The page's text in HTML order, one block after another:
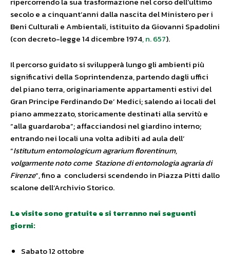
secolo e a cinquant’anni dalla nascita del Ministero per i
Beni Culturali e Ambientali, istituito da Giovanni Spadolini
(con decreto-legge 14 dicembre 1974, n. 657).
Il percorso guidato si svilupperà lungo gli ambienti più
significativi della Soprintendenza, partendo dagli uffici
del piano terra, originariamente appartamenti estivi del
Gran Principe Ferdinando De’ Medici; salendo ai locali del
piano ammezzato, storicamente destinati alla servitù e
“alla guardaroba”; affacciandosi nel giardino interno;
entrando nei locali una volta adibiti ad aula dell’
“Istitutum entomologicum agrarium florentinum,
volgarmente noto come Stazione di entomologia agraria di
Firenze”, fino a concludersi scendendo in Piazza Pitti dallo
scalone dell’Archivio Storico.
Le visite sono gratuite e si terranno nei seguenti
giorni:
Sabato 12 ottobre